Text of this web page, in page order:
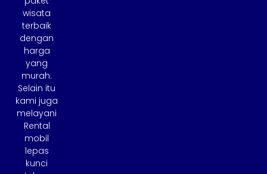
wisata
terbaik
dengan
harga
yang
murah.
Selain itu
kami juga
melayani
Rental
mobil
lepas
kunci